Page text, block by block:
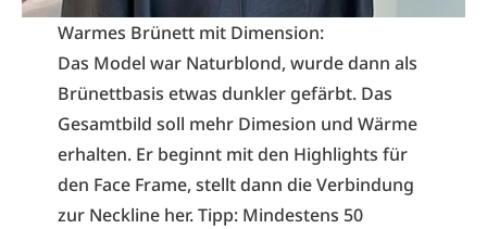
Warmes Brünett mit Dimension:
Das Model war Naturblond, wurde dann als
Brünettbasis etwas dunkler gefärbt. Das
Gesamtbild soll mehr Dimesion und Wärme
erhalten. Er beginnt mit den Highlights für
den Face Frame, stellt dann die Verbindung
zur Neckline her. Tipp: Mindestens 50